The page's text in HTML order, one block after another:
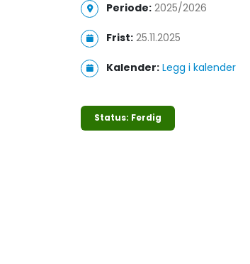
Periode: 2025/2026
Frist: 25.11.2025
Kalender: Legg i kalender
Status: Ferdig